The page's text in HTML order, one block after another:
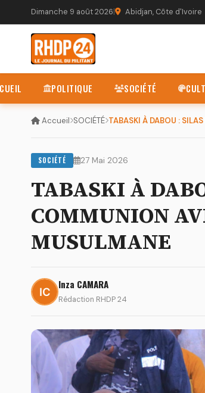
Dimanche 9 août 2026| Abidjan, Côte d'Ivoire
POLITIQUE SOCIÉTÉ
Accueil SOCIÉTÉ
SOCIÉTÉ 27 Mai 2026
TABASKI À
COMMUNION
MUSULMANE
Inza CAMARA
Rédaction RHDP 24